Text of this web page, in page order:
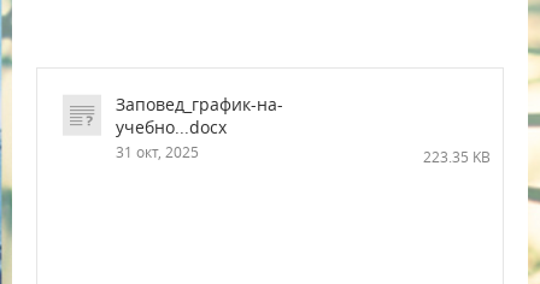
Заповед_график-на-
учебно...docx
31 окт, 2025 223.35 KB